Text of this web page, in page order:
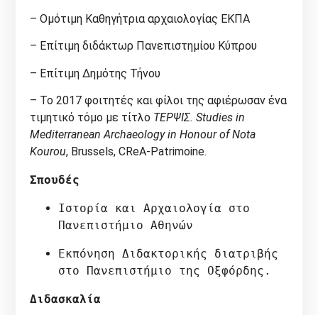
– Ομότιμη Καθηγήτρια αρχαιολογίας ΕΚΠΑ
– Επίτιμη διδάκτωρ Πανεπιστημίου Κύπρου
– Επίτιμη Δημότης Τήνου
– Το 2017 φοιτητές και φίλοι της αφιέρωσαν ένα
τιμητικό τόμο με τίτλο ΤΕΡΨΙΣ.Studies in
Mediterranean Archaeology in Honour of Nota
Kourou, Brussels, CReA-Patrimoine.
Σπουδές
Ιστορία και Αρχαιολογία στο
Πανεπιστήμιο Αθηνών
Εκπόνηση Διδακτορικής διατριβής
στο Πανεπιστήμιο της Οξφόρδης.
Διδασκαλία